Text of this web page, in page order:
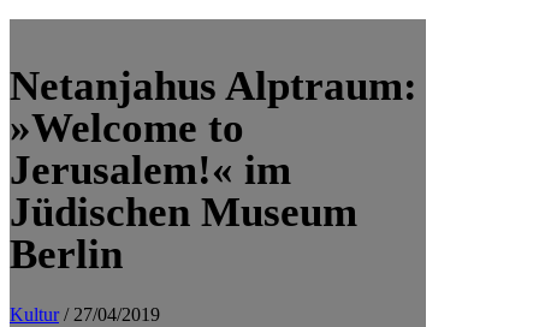
Netanjahus Alptraum:
»Welcome to
Jerusalem!« im
Jüdischen Museum
Berlin
Kultur/ 27/04/2019